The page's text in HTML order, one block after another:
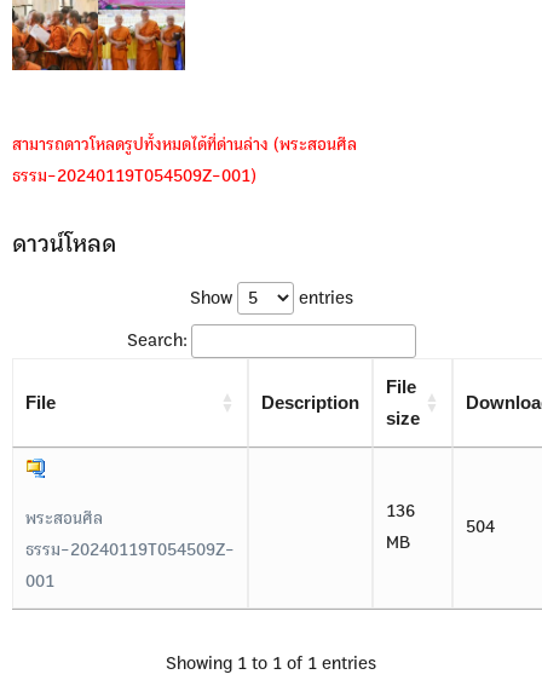
สามารถดาวโหลดรูปทั้งหมดได้ที่ด่านล่าง (พระสอนศีล
ธรรม-20240119T054509Z-001)
ดาวน์โหลด
Show entries
Search:
File Description
File
size
พระสอนศีล
ธรรม-20240119T054509Z-
001
136
MB
504
Showing 1 to 1 of 1 entries